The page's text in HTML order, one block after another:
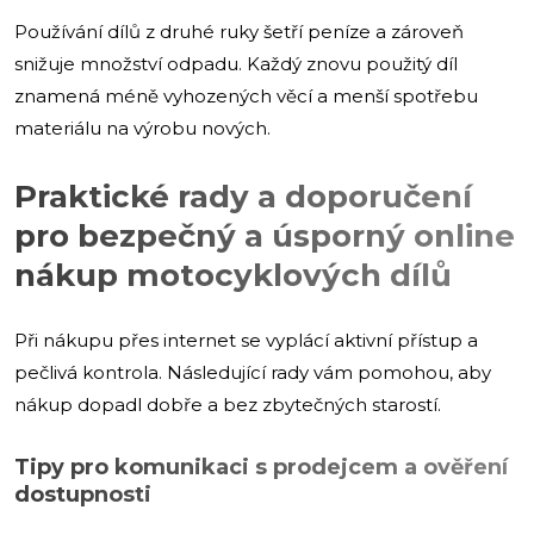
Používání dílů z druhé ruky šetří peníze a zároveň
snižuje množství odpadu. Každý znovu použitý díl
znamená méně vyhozených věcí a menší spotřebu
materiálu na výrobu nových.
Praktické rady a doporučení
pro bezpečný a úsporný online
nákup motocyklových dílů
Při nákupu přes internet se vyplácí aktivní přístup a
pečlivá kontrola. Následující rady vám pomohou, aby
nákup dopadl dobře a bez zbytečných starostí.
Tipy pro komunikaci s prodejcem a ověření
dostupnosti